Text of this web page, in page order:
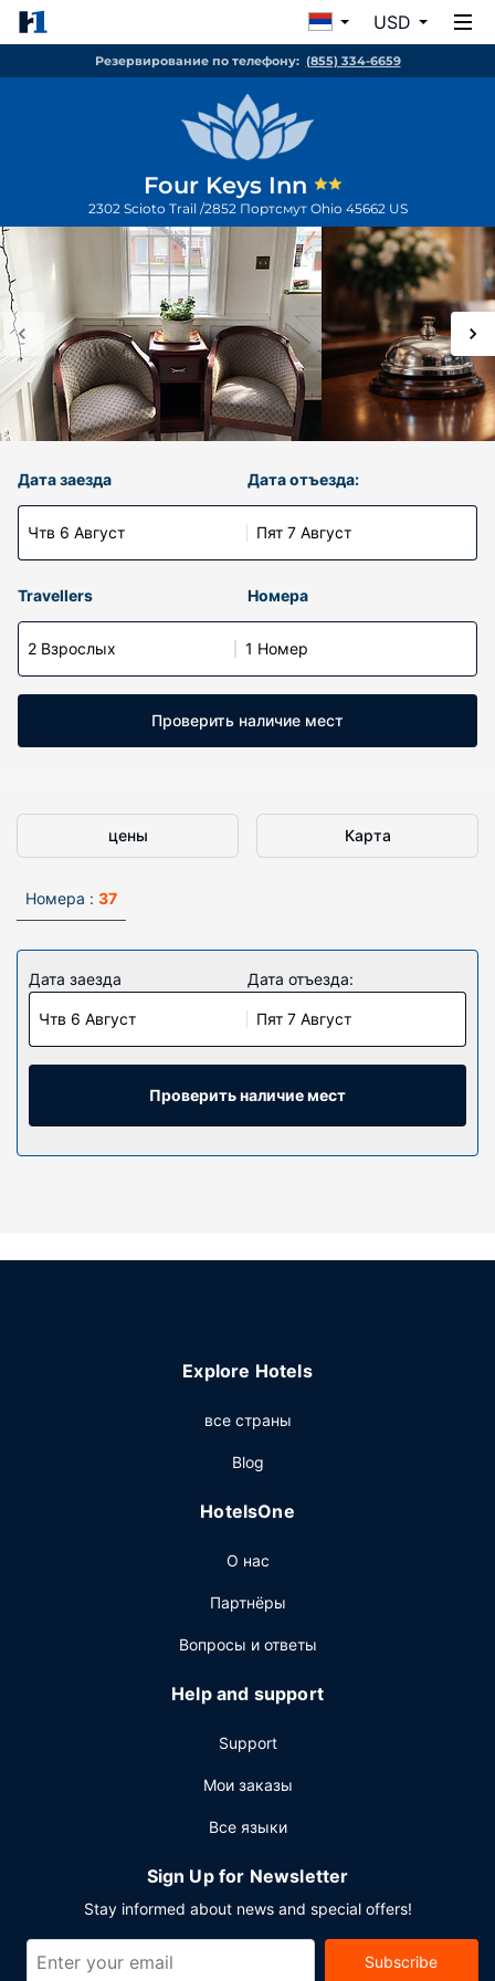
USD
Резервирование по телефону: (855) 334-6659
Four Keys Inn
2302 Scioto Trail /2852 Портсмут Ohio 45662 US
Дата заезда
Чтв 6 Август
Дата отъезда:
Пят 7 Август
Travellers Номера
2 Взрослых 1 Номер
Проверить наличие мест
цены Карта
Номера : 37
Дата заезда
Чтв 6 Август
Дата отъезда:
Пят 7 Август
Проверить наличие мест
Explore Hotels
все страны
Blog
HotelsOne
О нас
Партнёры
Вопросы и ответы
Help and support
Support
Мои заказы
Все языки
Sign Up for Newsletter
Stay informed about news and special offers!
Subscribe